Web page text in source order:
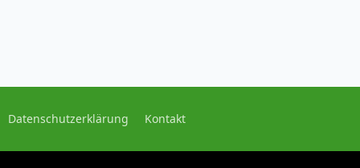
Datenschutzerklärung Kontakt